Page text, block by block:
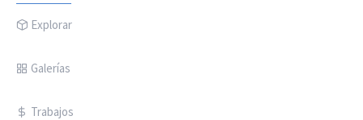
Explorar
Galerías
Trabajos